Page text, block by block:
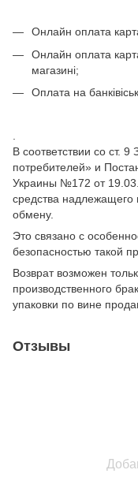
Онлайн оплата
Онлайн оплата
магазині;
Оплата на
.
В соответствии со ст.
потребителей» и
Украины №172 от
средства надлежащего
обмену.
Это связано с
безопасностью такой
Возврат возможен
производственного
упаковки по вине
Отзывы